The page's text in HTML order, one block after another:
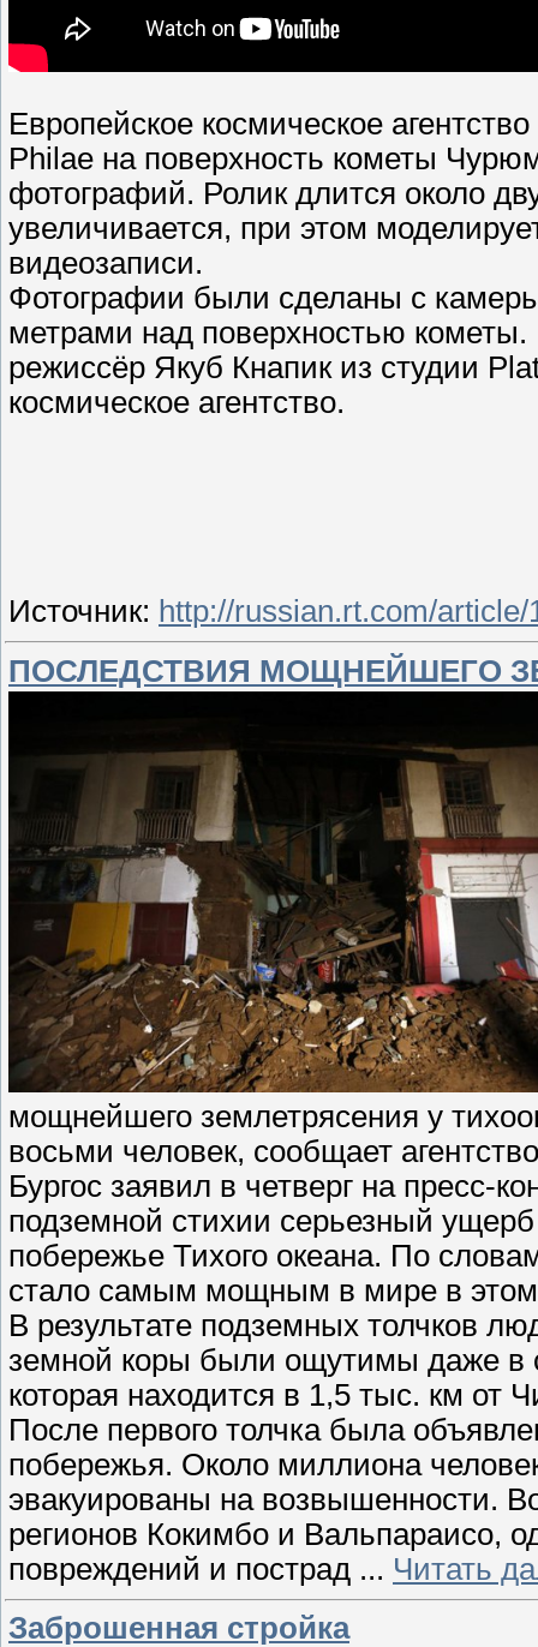
Европейское космическое
Philae на поверхность кометы
фотографий. Ролик длится около
увеличивается, при этом
видеозаписи.
Фотографии были сделаны с
метрами над поверхностью
режиссёр Якуб Кнапик из студии
космическое агентство.
Источник: http://russian.rt.com/
ПОСЛЕДСТВИЯ МОЩНЕЙШЕГО
мощнейшего землетрясения у
восьми человек, сообщает
Бургос заявил в четверг на пресс-
подземной стихии серьезный
побережье Тихого океана. По
стало самым мощным в мире в этом
В результате подземных толчков
земной коры были ощутимы даже в
которая находится в 1,5 тыс. км от
После первого толчка была
побережья. Около миллиона
эвакуированы на возвышенности.
регионов Кокимбо и Вальпараисо,
повреждений и пострад ... Читать
Заброшенная стройка